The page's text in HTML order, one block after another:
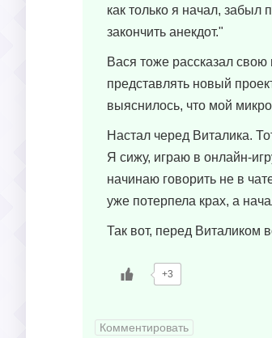
как только я начал,
закончить анекдот."
Вася тоже рассказал
представлять новый
выяснилось, что мой
Настал черед Виталика.
Я сижу, играю в онлайн-
начинаю говорить не в
уже потерпела крах, а
Так вот, перед Виталиком
+3
Комментировать